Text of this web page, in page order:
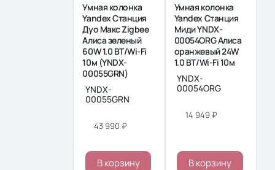
Умная колонка
Yandex Станция
Дуо Макс Zigbee
Алиса зеленый
60W 1.0 BT/Wi-Fi
10м (YNDX-
00055GRN)
YNDX-
00055GRN
43 990 ₽
В корзину
Умная колонка
Yandex Станция
Миди YNDX-
00054ORG Алиса
оранжевый 24W
1.0 BT/Wi-Fi 10м
YNDX-
00054ORG
14 949 ₽
В корзину